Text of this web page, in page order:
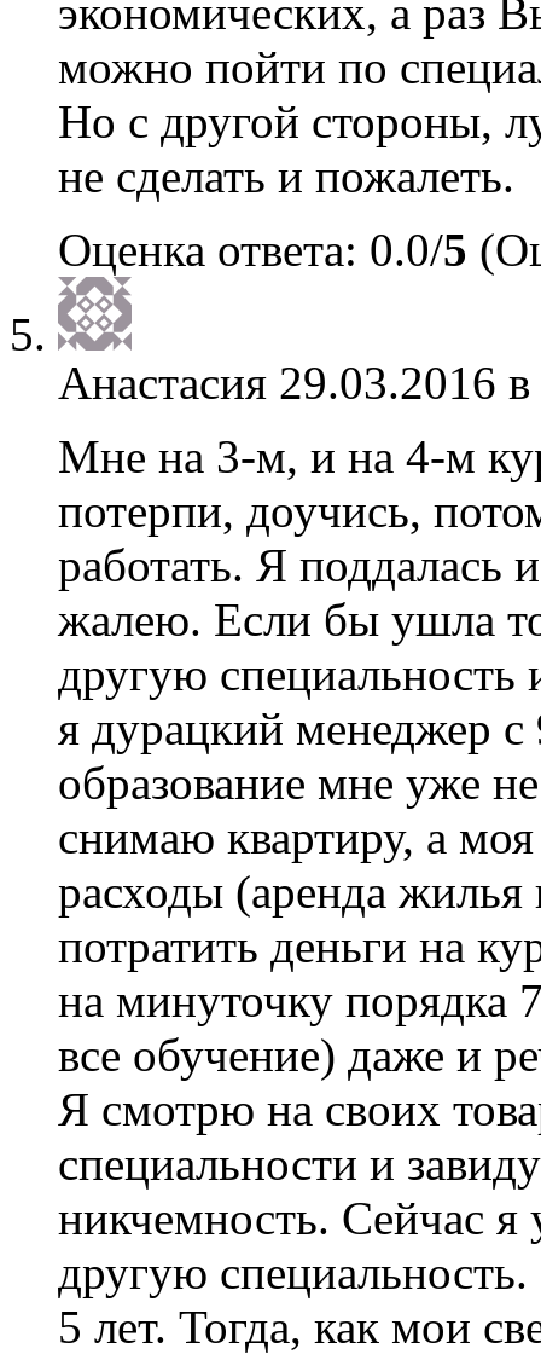
экономических, а раз
можно пойти по
Но с другой стороны,
не сделать и пожалеть.
Оценка ответа: 0.0/5
Анастасия 29.03.2016
Мне на 3-м, и на 4-м
потерпи, доучись,
работать. Я поддалась
жалею. Если бы ушла
другую специальность
я дурацкий менеджер с
образование мне уже
снимаю квартиру, а
расходы (аренда
потратить деньги на
на минуточку порядка
все обучение) даже и
Я смотрю на своих
специальности и
никчемность. Сейчас я
другую
5 лет. Тогда, как мои